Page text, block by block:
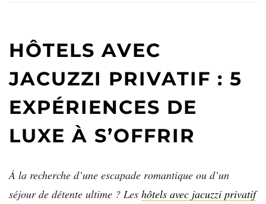
HÔTELS AVEC
JACUZZI PRIVATIF : 5
EXPÉRIENCES DE
LUXE À S’OFFRIR
À la recherche d’une escapade romantique ou d’un
séjour de détente ultime ? Les hôtels avec jacuzzi privatif